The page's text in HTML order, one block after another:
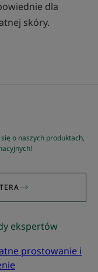
dla
skóry.
o naszych produktach,
ekspertów
prostowanie i